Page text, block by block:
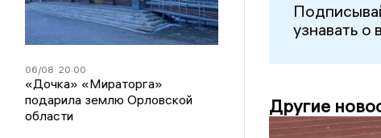
06/08 20:00
«Дочка» «Мираторга»
подарила землю Орловской
области
узнавать о
Другие